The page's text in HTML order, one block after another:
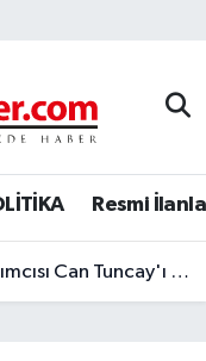
Resmi
Can Tuncay'ı ağırladı